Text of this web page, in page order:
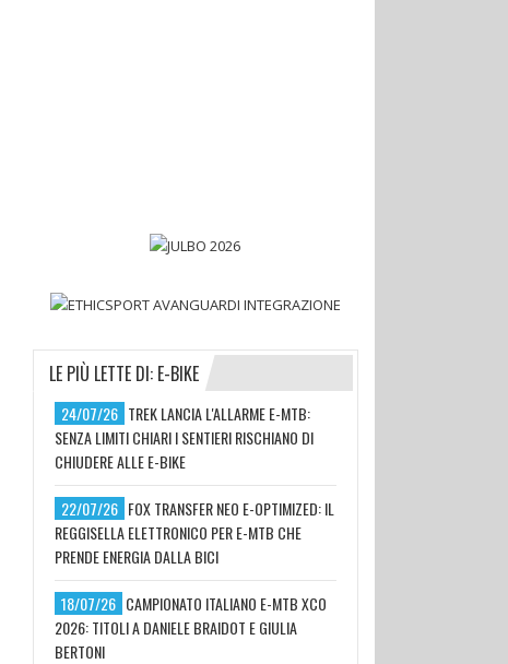
LE PIÙ LETTE DI: E-BIKE
24/07/26 TREK LANCIA L'ALLARME E-MTB:
SENZA LIMITI CHIARI I SENTIERI RISCHIANO DI
CHIUDERE ALLE E-BIKE
22/07/26 FOX TRANSFER NEO E-OPTIMIZED: IL
REGGISELLA ELETTRONICO PER E-MTB CHE
PRENDE ENERGIA DALLA BICI
18/07/26 CAMPIONATO ITALIANO E-MTB XCO
2026: TITOLI A DANIELE BRAIDOT E GIULIA
BERTONI